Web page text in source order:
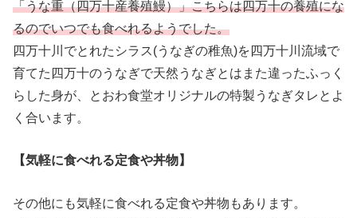
「うな重（四万十産養殖鰻）」こちらは四万十の養殖にな
るのでいつでも食べれるようでした。
四万十川でとれたシラス(うなぎの稚魚)を四万十川流域で
育てた四万十のうなぎで天然うなぎとはまた違ったふっく
らした身が、とおわ食堂オリジナルの特製うなぎタレとよ
く合います。
【気軽に食べれる定食や丼物】
その他にも気軽に食べれる定食や丼物もあります。